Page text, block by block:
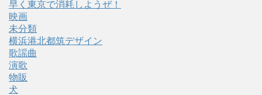
早く東京で消耗しようぜ！
映画
未分類
横浜港北都筑デザイン
歌謡曲
演歌
物販
犬